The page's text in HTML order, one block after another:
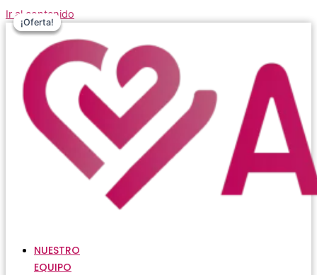
Ir al contenido
NUESTRO
EQUIPO
¡Oferta!
¡Oferta!
¡Oferta!